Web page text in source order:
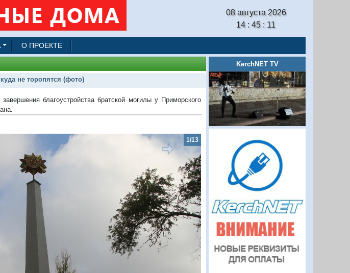
08 августа 2026
14 : 45 : 12
О ПРОЕКТЕ
не торопятся (фото)
благоустройства братской могилы у Приморского
Следующий
KerchNET TV